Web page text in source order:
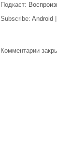
Подкаст:
Subscribe: Android
Комментарии